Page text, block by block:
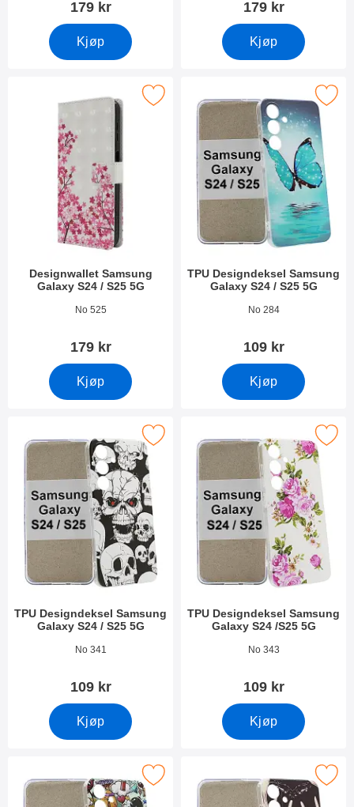
179 kr
Kjøp
179 kr
Kjøp
Designwallet Samsung
Galaxy S24 / S25 5G
Varenummer 50250
No 525
179 kr
Kjøp
designwallet Samsung Galaxy S24 / S25 5G som favoritt
TPU Designdeksel Samsung
Galaxy S24 / S25 5G
Varenummer 50635
No 284
109 kr
Kjøp
Merk tPU Designdeksel Samsung
TPU Designdeksel Samsung
Galaxy S24 / S25 5G
Varenummer 50636
No 341
109 kr
Kjøp
Designdeksel Samsung Galaxy S24 / S25 5G som favoritt
TPU Designdeksel Samsung
Galaxy S24 /S25 5G
Varenummer 50637
No 343
109 kr
Kjøp
Merk tPU Designdeksel Samsung
Designdeksel Samsung Galaxy S24 / S25 5G som favoritt
Merk tPU Designdeksel Samsung